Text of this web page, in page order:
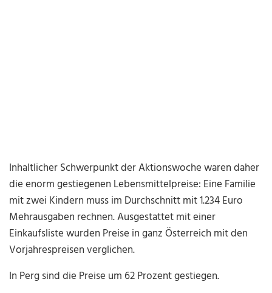
Inhaltlicher Schwerpunkt der Aktionswoche waren daher
die enorm gestiegenen Lebensmittelpreise: Eine Familie
mit zwei Kindern muss im Durchschnitt mit 1.234 Euro
Mehrausgaben rechnen. Ausgestattet mit einer
Einkaufsliste wurden Preise in ganz Österreich mit den
Vorjahrespreisen verglichen.
In Perg sind die Preise um 62 Prozent gestiegen.